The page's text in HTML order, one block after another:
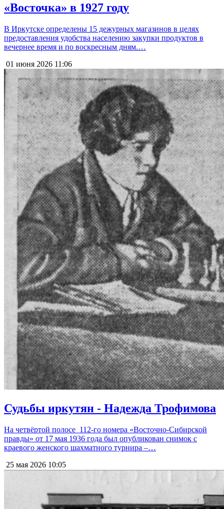
«Восточка» в 1927 году
В Иркутске определены 15 дежурных магазинов в целях
предоставления удобства населению закупки продуктов в
вечернее время и по воскресным дням.…
01 июня 2026 11:06
Судьбы иркутян - Надежда Трофимова
На четвёртой полосе 112-го номера «Восточно-Сибирской
правды» от 17 мая 1936 года был опубликован снимок с
краевого женского шахматного турнира –…
25 мая 2026 10:05